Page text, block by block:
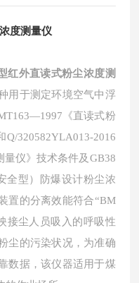
度测量仪
红外直读式粉尘浓度测
用于测定环境空气中浮
《直读式粉
Q/320582YLA013-2016
量仪》技术条件及GB38
全型）防爆设计粉尘浓
置的分离效能符合“BM
接尘人员吸入的呼吸性
尘的污染状况，为准确
数据，该仪器适用于煤